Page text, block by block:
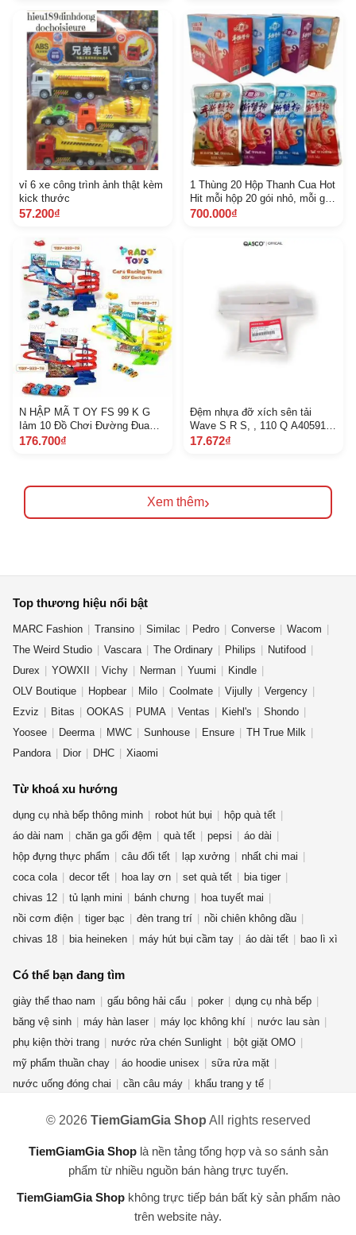
vỉ 6 xe công trình ảnh thật kèm
kick thước
57.200₫
1 Thùng 20 Hộp Thanh Cua Hot
Hit mỗi hộp 20 gói nhỏ, mỗi gói
14 gr
700.000₫
N HẬP MÃ T OY FS 99 K G
Iảm 10 Đồ Chơi Đường Đua
Lốc Xoáy Cỡ Lớn chủ đề M C
176.700₫
Đệm nhựa đỡ xích sên tải
Wave S R S, , 110 Q A40591 K
WW 600 6 C 4 B
17.672₫
Xem thêm›
Top thương hiệu nổi bật
MARC Fashion Transino Similac Pedro Converse
Wacom
The Weird Studio
Vascara The Ordinary Philips
Nutifood
Durex
YOWXII Vichy Nerman Yuumi
Kindle
OLV Boutique
Hopbear Milo Coolmate Vijully
Vergency
Ezviz
Bitas OOKAS PUMA Ventas Kiehl's
Shondo
Yoosee
Deerma MWC Sunhouse Ensure
TH True Milk
Pandora
Dior DHC Xiaomi
Từ khoá xu hướng
dụng cụ nhà bếp thông minh robot hút bụi
hộp quà tết
áo dài nam
chăn ga gối đệm quà tết pepsi
áo dài
hộp đựng thực phẩm
câu đối tết lạp xưởng
nhất chi mai
coca cola
decor tết hoa lay ơn set quà tết
bia tiger
chivas 12
tủ lạnh mini bánh chưng
hoa tuyết mai
nồi cơm điện
tiger bạc đèn trang trí
nồi chiên không dầu
chivas 18
bia heineken máy hút bụi cầm tay áo dài tết bao lì xì
Có thể bạn đang tìm
giày thể thao nam gấu bông hải cẩu poker
dụng cụ nhà bếp
băng vệ sinh
máy hàn laser máy lọc không khí
nước lau sàn
phụ kiện thời trang
nước rửa chén Sunlight
bột giặt OMO
mỹ phẩm thuần chay
áo hoodie unisex
sữa rửa mặt
nước uống đóng chai
cần câu máy
khẩu trang y tế
đèn năng lượng mặt trời
bình đun siêu tốc
chuồng mèo
dụng cụ vệ sinh nhà cửa
áo thun nam nữ
bàn phím cơ aula f75
điện thoại redmi turbo 4 pro
© 2026 TiemGiamGia Shop All rights reserved
TiemGiamGia Shoplà nền tảng tổng hợp và so sánh sản
phẩm từ nhiều nguồn bán hàng trực tuyến.
TiemGiamGia Shopkhông trực tiếp bán bất kỳ sản phẩm nào
trên website này.